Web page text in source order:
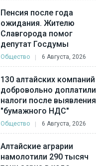
Пенсия после года
ожидания. Жителю
Славгорода помог
депутат Госдумы
Общество 6 Августа, 2026
130 алтайских компаний
добровольно доплатили
налоги после выявления
"бумажного НДС"
Общество 6 Августа, 2026
Алтайские аграрии
намолотили 290 тысяч